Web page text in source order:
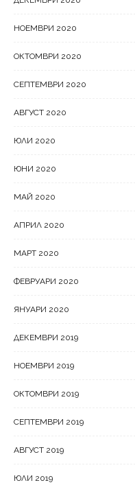
НОЕМВРИ 2020
ОКТОМВРИ 2020
СЕПТЕМВРИ 2020
АВГУСТ 2020
ЮЛИ 2020
ЮНИ 2020
МАЙ 2020
АПРИЛ 2020
МАРТ 2020
ФЕВРУАРИ 2020
ЯНУАРИ 2020
ДЕКЕМВРИ 2019
НОЕМВРИ 2019
ОКТОМВРИ 2019
СЕПТЕМВРИ 2019
АВГУСТ 2019
ЮЛИ 2019